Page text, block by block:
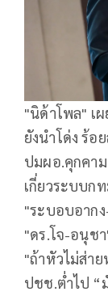
"นิด้าโพล" เ
ยังนำโด่ง ร้อ
ปมผอ.คุกคา
เกี่ยวระบบก
"ระบอบอากง
"ดร.โจ-อนุช
"ถ้าหัวไม่ส่า
ปชช.ต่ำไป “